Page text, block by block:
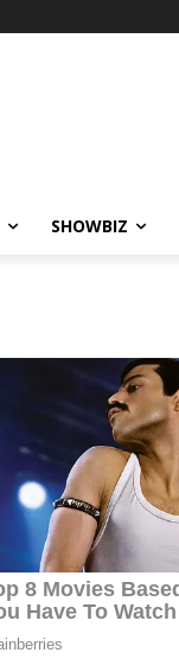
SHOWBIZ